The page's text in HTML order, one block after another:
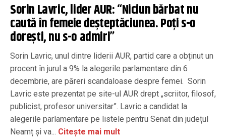
Sorin Lavric, lider AUR: “Niciun bărbat nu
caută în femeie deșteptăciunea. Poţi s-o
doreşti, nu s-o admiri”
Sorin Lavric, unul dintre liderii AUR, partid care a obținut un
procent în jurul a 9% la alegerile parlamentare din 6
decembrie, are păreri scandaloase despre femei. Sorin
Lavric este prezentat pe site-ul AUR drept „scriitor, filosof,
publicist, profesor universitar”. Lavric a candidat la
alegerile parlamentare pe listele pentru Senat din județul
Neamț și va... Citește mai mult